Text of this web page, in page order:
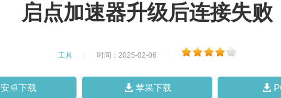
启点加速器升级后连接失败
工具 时间：2025-02-06
安卓下载 苹果下载